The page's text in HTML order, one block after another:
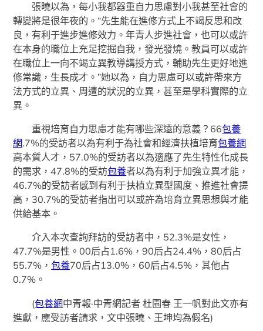
張曉以為，每小我都器重自力思慮對小我甚至社會的
轉變將是很年夜的。“先生能在進修方式上不竭反思和改
良，有利于進步進修效力。年青人步進社會，也可以或許
在本身的職位上充足挖掘自我，發光發燒。教員可以或許
在職位上一向不竭立異教導講授方式，輔助先生更好地進
修常識，生長成才。”她以為，自力思慮可以或許帶來方
法方式的立異、周遭的狀況的立異，甚至是學科實際的立
異。
重視培育自力思慮才能有哪些深遠的意義？66包養
網.7%的受訪者以為有利于為社會和經濟扶植培育包養網
高本質人才，57.0%的受訪者以為適應了先生特性化成長
的需求，47.8%的受訪包養者以為有利于加強立異才能，
46.7%的受訪者感到有利于扶植立異型國度、推進社會提
高，30.7%的受訪者指出可以或許為培育立異思想與才能
供給基本。
介入本次查詢拜訪的受訪者中，52.3%是女性，
47.7%是男性。00后占1.6%，90后占24.4%，80后占
55.7%，包養70后占13.0%，60后占4.5%，其他占
0.7%。
(包養網中青報·中青網記者 杜園春 王一帆對此文亦有
進獻，應受訪者請求，文中張曉、王坤均為假名)